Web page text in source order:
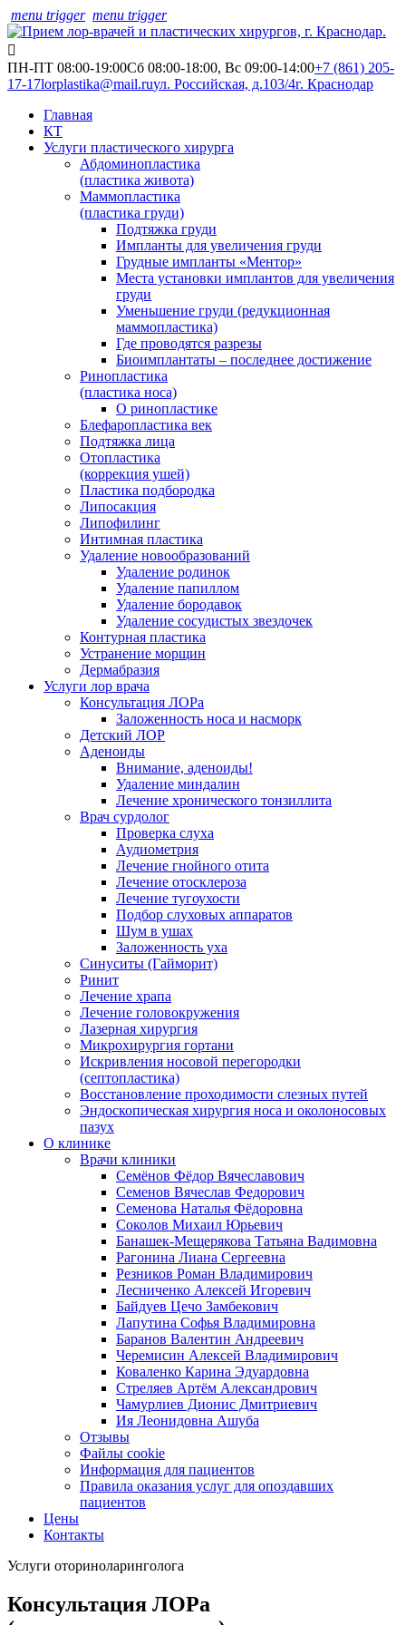
menu trigger menu trigger
ПН-ПТ 08:00-19:00Сб 08:00-18:00, Вс 09:00-14:00+7 (861) 205-
17-17lorplastika@mail.ruул. Российская, д.103/4г. Краснодар
Главная
КТ
Услуги пластического хирурга
Абдоминопластика
(пластика живота)
Маммопластика
(пластика груди)
Подтяжка груди
Импланты для увеличения груди
Грудные импланты «Ментор»
Места установки имплантов для увеличения
груди
Уменьшение груди (редукционная
маммопластика)
Где проводятся разрезы
Биоимплантаты – последнее достижение
Ринопластика
(пластика носа)
О ринопластике
Блефаропластика век
Подтяжка лица
Отопластика
(коррекция ушей)
Пластика подбородка
Липосакция
Липофилинг
Интимная пластика
Удаление новообразований
Удаление родинок
Удаление папиллом
Удаление бородавок
Удаление сосудистых звездочек
Контурная пластика
Устранение морщин
Дермабразия
Услуги лор врача
Консультация ЛОРа
Заложенность носа и насморк
Детский ЛОР
Аденоиды
Внимание, аденоиды!
Удаление миндалин
Лечение хронического тонзиллита
Врач сурдолог
Проверка слуха
Аудиометрия
Лечение гнойного отита
Лечение отосклероза
Лечение тугоухости
Подбор слуховых аппаратов
Шум в ушах
Заложенность уха
Синуситы (Гайморит)
Ринит
Лечение храпа
Лечение головокружения
Лазерная хирургия
Микрохирургия гортани
Искривления носовой перегородки
(септопластика)
Восстановление проходимости слезных путей
Эндоскопическая хирургия носа и околоносовых
пазух
О клинике
Врачи клиники
Семёнов Фёдор Вячеславович
Семенов Вячеслав Федорович
Семенова Наталья Фёдоровна
Соколов Михаил Юрьевич
Банашек-Мещерякова Татьяна Вадимовна
Рагонина Лиана Сергеевна
Резников Роман Владимирович
Лесниченко Алексей Игоревич
Байдуев Цечо Замбекович
Лапутина Софья Владимировна
Баранов Валентин Андреевич
Черемисин Алексей Владимирович
Коваленко Карина Эдуардовна
Стреляев Артём Александрович
Чамурлиев Дионис Дмитриевич
Ия Леонидовна Ашуба
Отзывы
Файлы cookie
Информация для пациентов
Правила оказания услуг для опоздавших
пациентов
Цены
Контакты
Услуги оториноларинголога
Консультация ЛОРа